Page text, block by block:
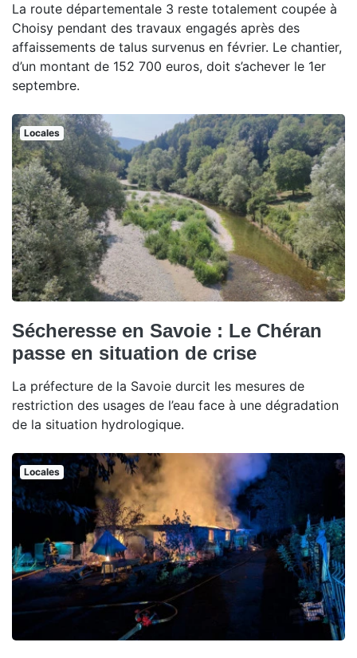
La route départementale 3 reste totalement coupée à
Choisy pendant des travaux engagés après des
affaissements de talus survenus en février. Le chantier,
d’un montant de 152 700 euros, doit s’achever le 1er
septembre.
Locales
Sécheresse en Savoie : Le Chéran
passe en situation de crise
La préfecture de la Savoie durcit les mesures de
restriction des usages de l’eau face à une dégradation
de la situation hydrologique.
Locales